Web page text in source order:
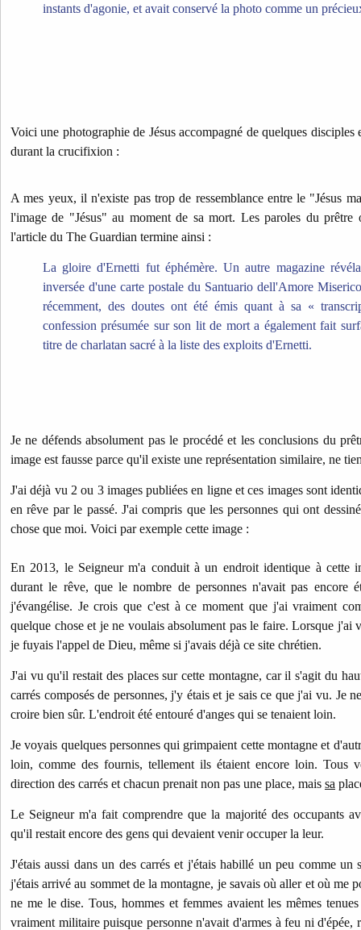
instants d'agonie, et avait conservé la photo comme un
Voici une photographie de Jésus accompagné de quelques disciples
durant la crucifixion :
A mes yeux, il n'existe pas trop de ressemblance entre le "Jésus
l'image de "Jésus" au moment de sa mort. Les paroles du prêtre
l'article du The Guardian termine ainsi :
La gloire d'Ernetti fut éphémère. Un autre magazine
inversée d'une carte postale du Santuario dell'Amore
récemment, des doutes ont été émis quant à sa «
confession présumée sur son lit de mort a également fait
titre de charlatan sacré à la liste des exploits d'Ernetti.
Je ne défends absolument pas le procédé et les conclusions du
image est fausse parce qu'il existe une représentation similaire, ne
J'ai déjà vu 2 ou 3 images publiées en ligne et ces images sont
en rêve par le passé. J'ai compris que les personnes qui ont
chose que moi. Voici par exemple cette image :
En 2013, le Seigneur m'a conduit à un endroit identique à cette
durant le rêve, que le nombre de personnes n'avait pas encore
j'évangélise. Je crois que c'est à ce moment que j'ai vraiment
quelque chose et je ne voulais absolument pas le faire. Lorsque j'ai
je fuyais l'appel de Dieu, même si j'avais déjà ce site chrétien.
J'ai vu qu'il restait des places sur cette montagne, car il s'agit du
carrés composés de personnes, j'y étais et je sais ce que j'ai vu. Je
croire bien sûr. L'endroit été entouré d'anges qui se tenaient loin.
Je voyais quelques personnes qui grimpaient cette montagne et
loin, comme des fournis, tellement ils étaient encore loin. Tous
direction des carrés et chacun prenait non pas une place, mais sa
Le Seigneur m'a fait comprendre que la majorité des occupants
qu'il restait encore des gens qui devaient venir occuper la leur.
J'étais aussi dans un des carrés et j'étais habillé un peu comme un
j'étais arrivé au sommet de la montagne, je savais où aller et où me
ne me le dise. Tous, hommes et femmes avaient les mêmes
vraiment militaire puisque personne n'avait d'armes à feu ni d'épée,